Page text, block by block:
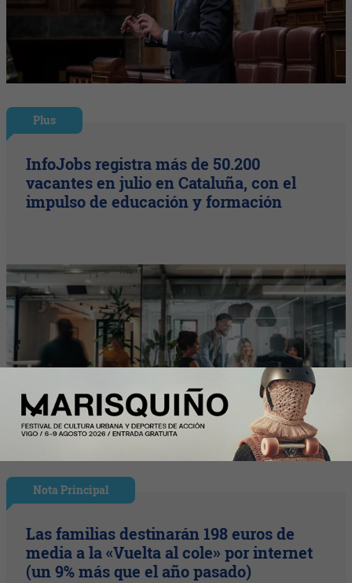
Plus
InfoJobs registra más de 50.200
vacantes en julio en Cataluña, con el
impulso de educación y formación
Nota Principal
Las familias destinarán 198 euros de
media a la «Vuelta al cole» por internet
(un 9% más que el año pasado)